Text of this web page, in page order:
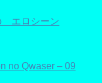
エロシーン
no Qwaser – 09